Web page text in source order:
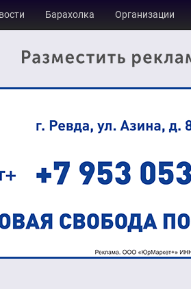
Барахолка Организации